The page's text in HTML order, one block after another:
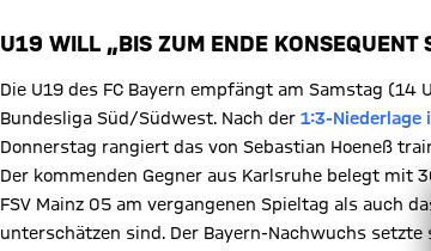
U19 WILL „BIS ZUM ENDE KONSEQUENT
Die U19 des FC Bayern empfängt am Samstag
Bundesliga Süd/Südwest. Nach der 1:3-Niederlage
Donnerstag rangiert das von Sebastian Hoeneß
Der kommenden Gegner aus Karlsruhe belegt mit
FSV Mainz 05 am vergangenen Spieltag als auch
unterschätzen sind. Der Bayern-Nachwuchs